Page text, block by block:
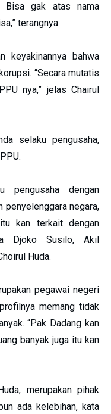
Bisa gak atas nama
terangnya.
keyakinannya bahwa
“Secara mutatis
nya,” jelas Chairul
selaku pengusaha,
pengusaha dengan
penyelenggara negara,
kan terkait dengan
Djoko Susilo, Akil
Huda.
pegawai negeri
memang tidak
“Pak Dadang kan
banyak juga itu kan
merupakan pihak
ada kelebihan, kata